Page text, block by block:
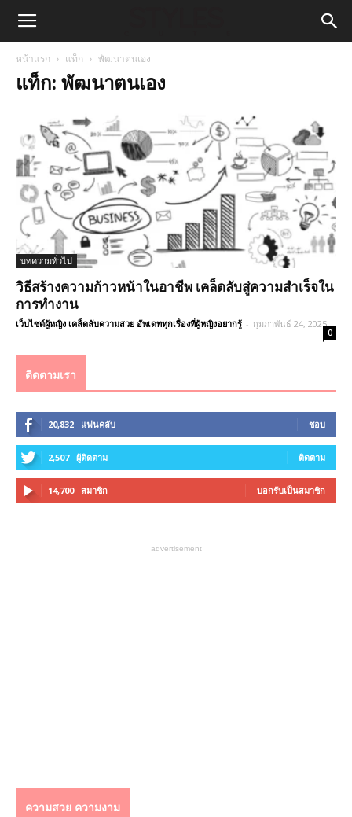
หน้าแรก แท็ก พัฒนาตนเอง
แท็ก: พัฒนาตนเอง
บทความทั่วไป
วิธีสร้างความก้าวหน้าในอาชีพ เคล็ดลับสู่ความสำเร็จใน
การทำงาน
เว็บไซต์ผู้หญิง เคล็ดลับความสวย อัพเดททุกเรื่องที่ผู้หญิงอยากรู้ - กุมภาพันธ์ 24, 2025
0
ติดตามเรา
20,832 แฟนคลับ ชอบ
2,507 ผู้ติดตาม ติดตาม
14,700 สมาชิก บอกรับเป็นสมาชิก
advertisement
ความสวย ความงาม